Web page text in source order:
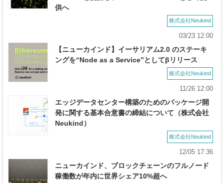
供へ
株式会社Neukind
03/23 12:00
【ニューカインド】イーサリアム2.0 のステーキ
ングを“Node as a Service”としてβリリース
株式会社Neukind
11/26 12:00
エッジデータセンター構築のためのパッケージ開
発に関する基本合意書の締結について（株式会社
Neukind）
株式会社Neukind
12/05 17:36
ニューカインド、ブロックチェーンのフルノード
稼働数が年内に世界シェア10%超へ